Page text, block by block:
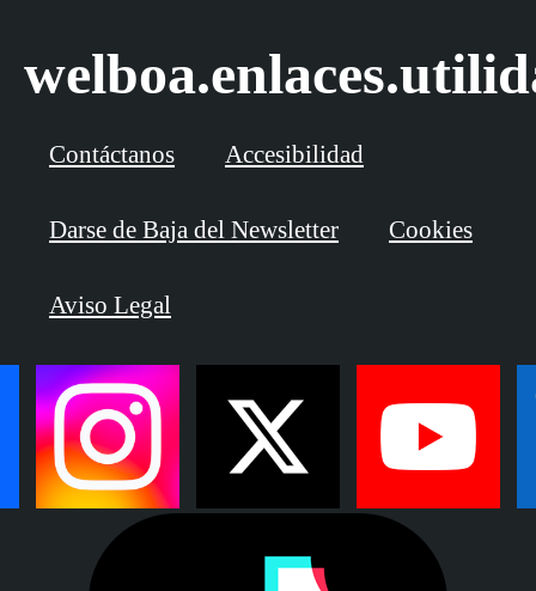
Contáctanos Accesibilidad
Darse de Baja del Newsletter Cookies
Aviso Legal